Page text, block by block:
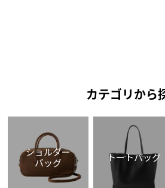
カテゴリから
ショルダー
バッグ
トートバッグ